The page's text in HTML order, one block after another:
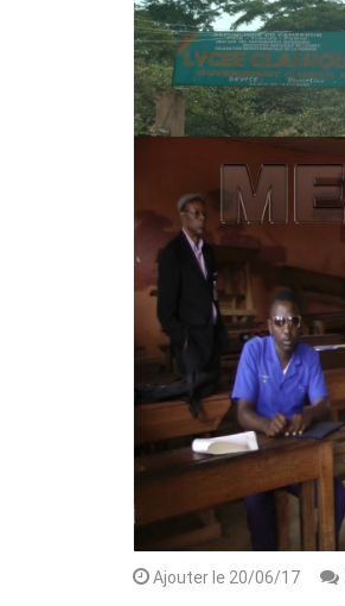
Ajouter le 20/06/17